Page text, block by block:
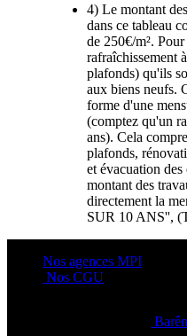
4) Le montant
dans ce tableau
de 250€/m².
rafraîchissement
plafonds) qu'ils
aux biens neufs.
forme d'une
(comptez qu'un
ans). Cela
plafonds,
et évacuation
montant des
directement la
SUR 10 ANS'',
Nos agences MPI
Nos CGU